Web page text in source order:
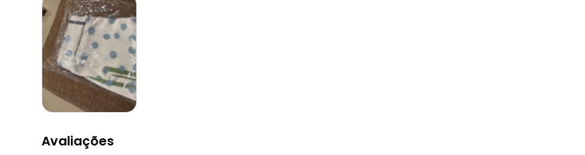
junho/2026
maio/2026
abril/2026
março/2026
fevereiro/2026
Avaliações